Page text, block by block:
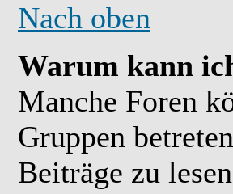
Nach oben
Warum kann
Manche Foren
Gruppen
Beiträge zu